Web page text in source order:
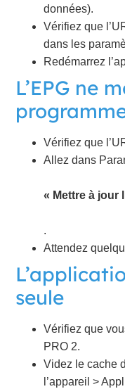
données).
Vérifiez que
dans les
Redémarrez
L’EPG ne
Vérifiez que
Allez dans
« Mettre à jour
.
Attendez
seule
Vérifiez que
PRO 2.
Videz le cache
l’appareil >